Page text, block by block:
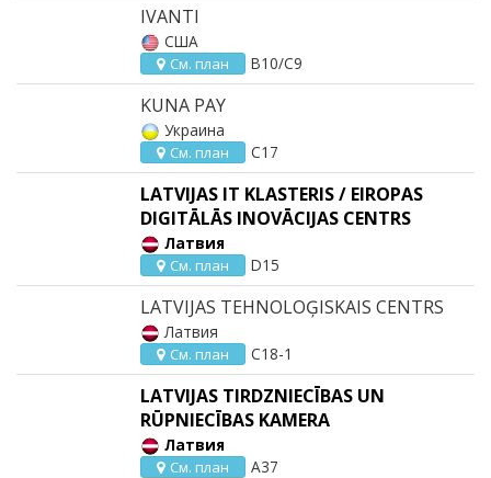
IVANTI
США
См. план B10/C9
KUNA PAY
Украина
См. план C17
LATVIJAS IT KLASTERIS / EIROPAS
DIGITĀLĀS INOVĀCIJAS CENTRS
Латвия
См. план D15
LATVIJAS TEHNOLOĢISKAIS CENTRS
Латвия
См. план C18-1
LATVIJAS TIRDZNIECĪBAS UN
RŪPNIECĪBAS KAMERA
Латвия
См. план A37